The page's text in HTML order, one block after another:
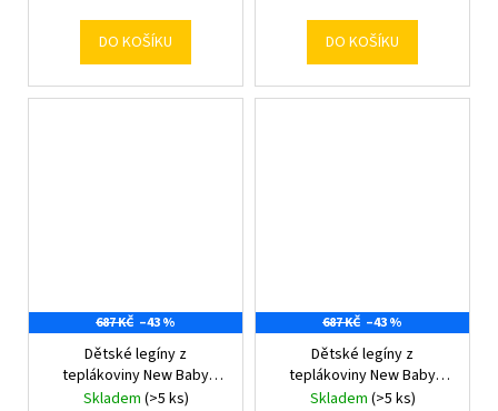
DO KOŠÍKU DO KOŠÍKU
687 KČ –43 %
Dětské legíny z
teplákoviny New Baby
Kindergarten green
Skladem (>5 ks)
687 KČ –43 %
Dětské legíny z
teplákoviny New Baby
Kindergarten light pink
Skladem (>5 ks)